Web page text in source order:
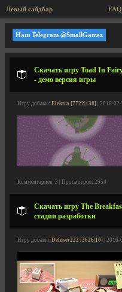
Левый сайдбар
Наш Telegram @SmallGamez
Скачать игру Toad In
- демо версия игры
Игру добавил Elektra [7722|138] | 2016-02-
Комментариев: 3 | Просмотров: 2954
Скачать игру The
стадии разработки
Игру добавил Defuser222 [3626|10] | 2016-